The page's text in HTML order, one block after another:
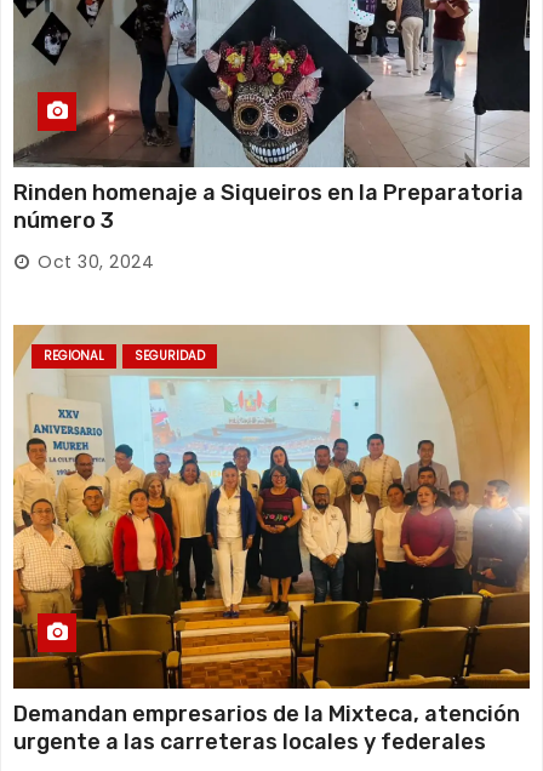
Rinden homenaje a Siqueiros en la Preparatoria
número 3
Oct 30, 2024
REGIONAL SEGURIDAD
Demandan empresarios de la Mixteca, atención
urgente a las carreteras locales y federales